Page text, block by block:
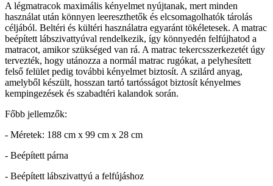
A légmatracok maximális kényelmet nyújtanak, mert minden
használat után könnyen leereszthetők és elcsomagolhatók tárolás
céljából. Beltéri és kültéri használatra egyaránt tökéletesek. A matrac
beépített lábszivattyúval rendelkezik, így könnyedén felfújhatod a
matracot, amikor szükséged van rá. A matrac tekercsszerkezetét úgy
tervezték, hogy utánozza a normál matrac rugókat, a pelyhesített
felső felület pedig további kényelmet biztosít. A szilárd anyag,
amelyből készült, hosszan tartó tartósságot biztosít kényelmes
kempingezések és szabadtéri kalandok során.
Főbb jellemzők:
- Méretek: 188 cm x 99 cm x 28 cm
- Beépített párna
- Beépített lábszivattyú a felfújáshoz